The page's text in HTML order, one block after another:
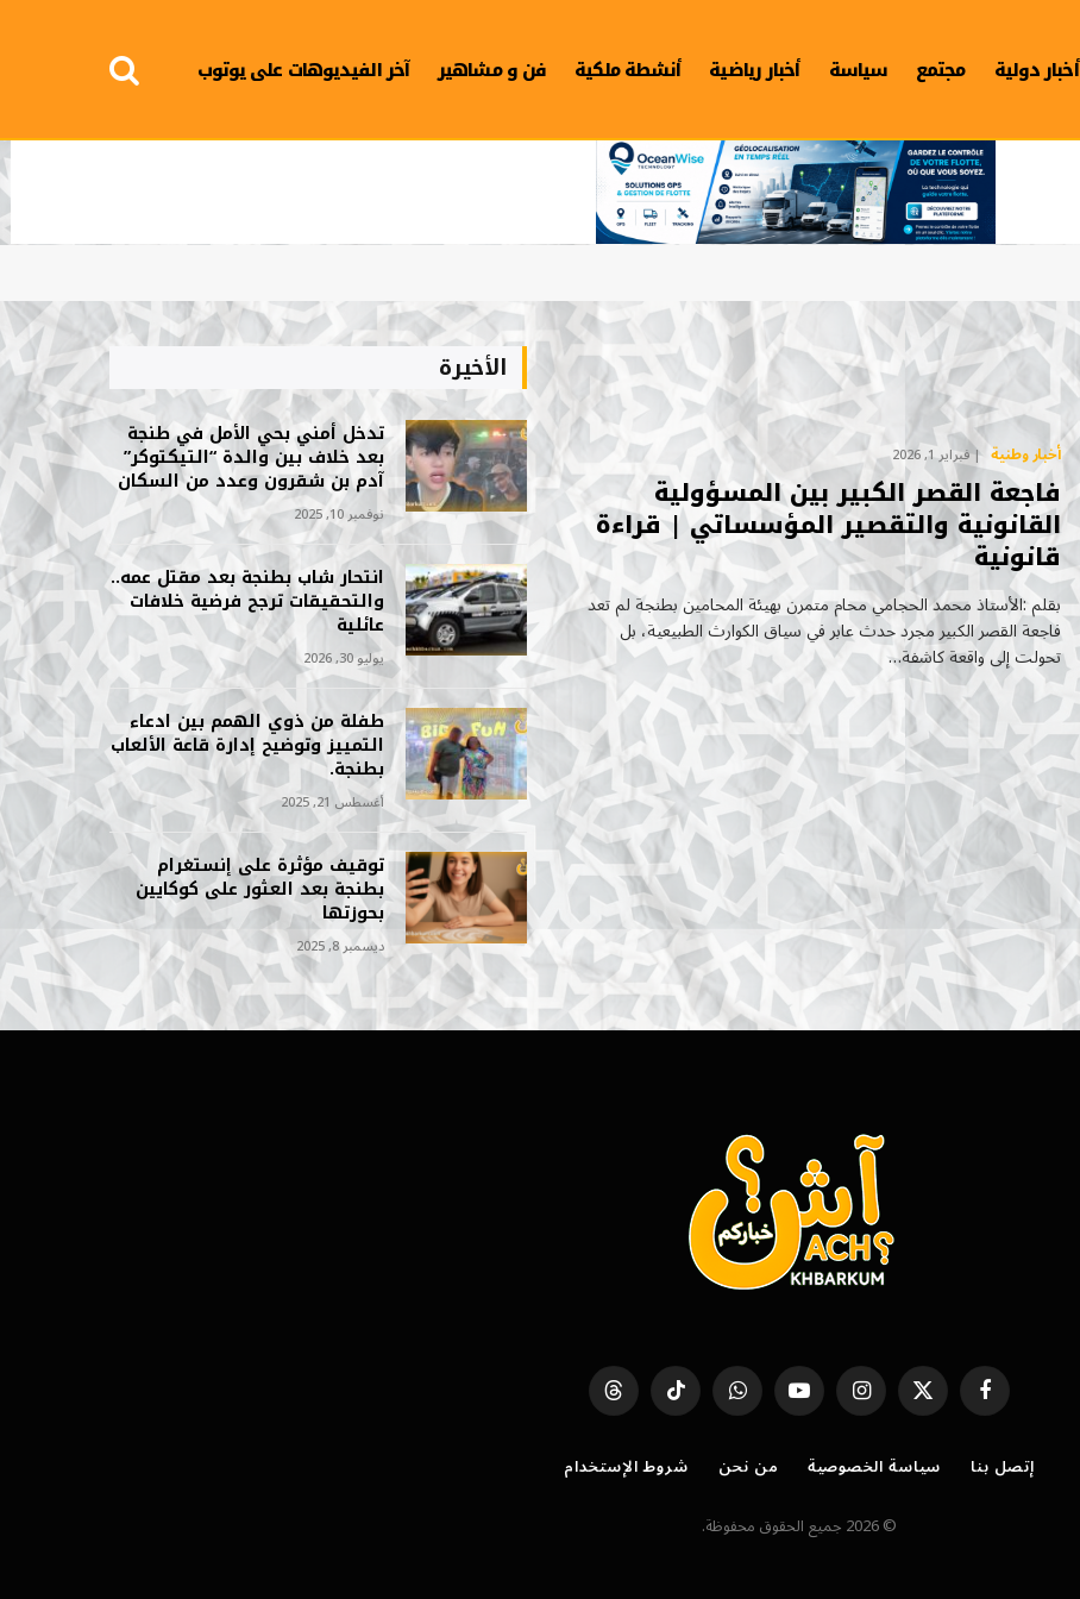
أخبار دولية مجتمع سياسة أخبار رياضية أنشطة ملكية فن و مشاهير آخر الفيديوهات على يوتوب
أخبار وطنية فبراير 1, 2026
فاجعة القصر الكبير بين المسؤولية
القانونية والتقصير المؤسساتي | قراءة
قانونية
بقلم :الأستاذ محمد الحجامي محام متمرن بهيئة المحامين بطنجة لم تعد
فاجعة القصر الكبير مجرد حدث عابر في سياق الكوارث الطبيعية، بل
تحولت إلى واقعة كاشفة…
الأخيرة
تدخل أمني بحي الأمل في طنجة
بعد خلاف بين والدة “التيكتوكر”
آدم بن شقرون وعدد من السكان
نوفمبر 10, 2025
انتحار شاب بطنجة بعد مقتل عمه..
والتحقيقات ترجح فرضية خلافات
عائلية
يوليو 30, 2026
طفلة من ذوي الهمم بين ادعاء
التمييز وتوضيح إدارة قاعة الألعاب
بطنجة.
أغسطس 21, 2025
توقيف مؤثرة على إنستغرام
بطنجة بعد العثور على كوكايين
بحوزتها
ديسمبر 8, 2025
فيسبوك X
(Twitter)
الانستغراميوتيوب واتساب تيكتوك Threads
إتصل بنا سياسة الخصوصية من نحن
شروط الإستخدام
© 2026 جميع الحقوق محفوظة.